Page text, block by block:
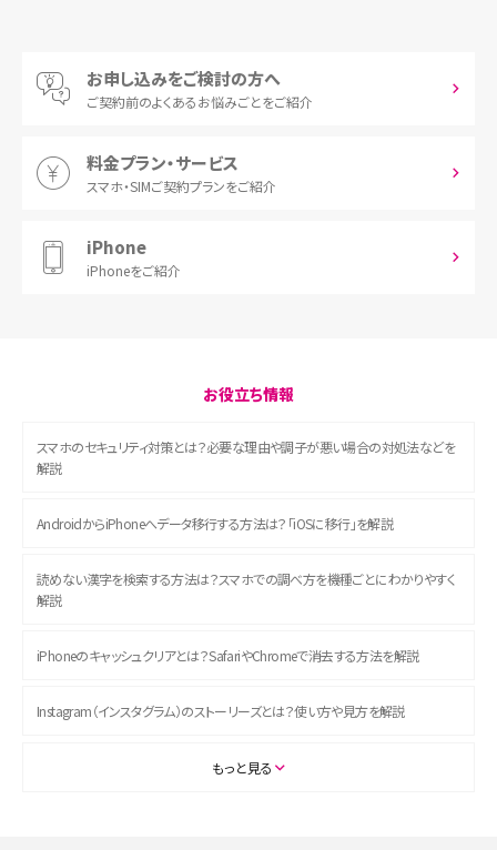
お申し込みをご検討の方へ
ご契約前のよくあるお悩みごとをご紹介
料金プラン・サービス
スマホ・SIMご契約プランをご紹介
iPhone
iPhoneをご紹介
お役立ち情報
スマホのセキュリティ対策とは？必要な理由や調子が悪い場合の対処法などを
解説
AndroidからiPhoneへデータ移行する方法は？「iOSに移行」を解説
読めない漢字を検索する方法は？スマホでの調べ方を機種ごとにわかりやすく
解説
iPhoneのキャッシュクリアとは？SafariやChromeで消去する方法を解説
Instagram（インスタグラム）のストーリーズとは？使い方や見方を解説
ASMRとは？初心者向けの代表ジャンルや楽しみ方を解説
もっと見る